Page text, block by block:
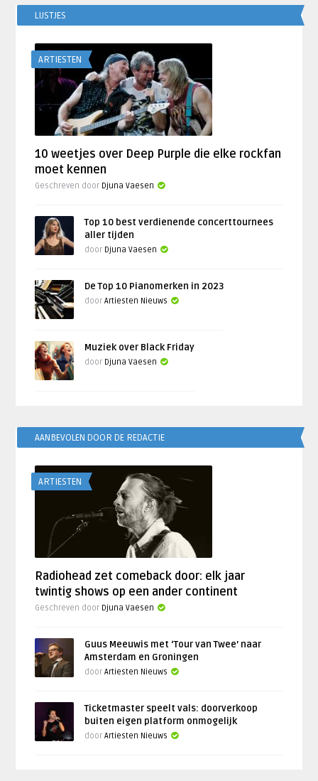
LIJSTJES
ARTIESTEN
10 weetjes over Deep Purple die elke rockfan
moet kennen
Geschreven door Djuna Vaesen
Top 10 best verdienende concerttournees
aller tijden
door Djuna Vaesen
De Top 10 Pianomerken in 2023
doorArtiesten Nieuws
Muziek over Black Friday
door Djuna Vaesen
AANBEVOLEN DOOR DE REDACTIE
ARTIESTEN
Radiohead zet comeback door: elk jaar
twintig shows op een ander continent
Geschreven door Djuna Vaesen
Guus Meeuwis met ‘Tour van Twee’ naar
Amsterdam en Groningen
doorArtiesten Nieuws
Ticketmaster speelt vals: doorverkoop
buiten eigen platform onmogelijk
doorArtiesten Nieuws